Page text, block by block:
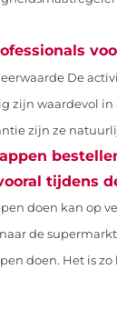
De
zijn waardevol
zijn ze
tijdens
doen kan op
de
doen. Het is